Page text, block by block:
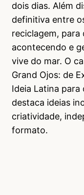
dois dias. Além
definitiva entre
reciclagem,
acontecendo e
vive do mar. O
Grand Ojos: de
Ideia Latina para
destaca ideias
criatividade,
formato.